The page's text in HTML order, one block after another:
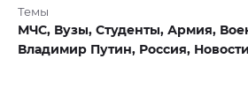
Темы
МЧС, Вузы, Студенты, Армия,
Владимир Путин, Россия,